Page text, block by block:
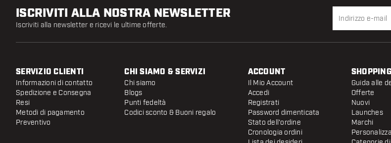
ISCRIVITI ALLA NOSTRA NEWSLETTER
Iscriviti alla newsletter e ricevi le ultime offerte.
SERVIZIO CLIENTI
Informazioni di contatto
Spedizione e Consegna
Resi
Metodi di pagamento
Preventivo
CHI SIAMO & SERVIZI
Chi siamo
Blogs
Punti fedeltà
Codici sconto & Buoni regalo
ACCOUNT
Il Mio Account
Accedi
Registrati
Password dimenticata
Stato dell'ordine
Cronologia ordini
Guida alle
Offerte
Nuovi
Launches
Marchi